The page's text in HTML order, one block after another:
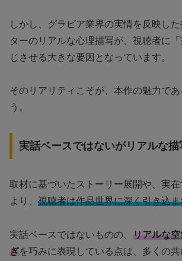
しかし、グラビア業界の実情を反映し
ターのリアルな心理描写が、視聴者に
じさせる大きな要因となっています。
そのリアリティこそが、本作の魅力で
う。
実話ベースではないがリアルな描
取材に基づいたストーリー展開や、実
より、 視聴者は作品世界に深く引き込
実話ベースではないものの、 リアルな
ぎを巧みに表現している点は、多くの共